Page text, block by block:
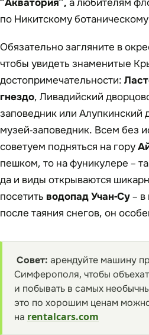
по Никитскому
Обязательно загляните в
чтобы увидеть знаменитые
достопримечательности:
гнездо, Ливадийский
заповедник или Алупкинский
музей-заповедник. Всем без
советуем подняться на гору
пешком, то на фуникулере –
да и виды открываются
посетить водопад Учан-Су–
после таяния снегов, он
Совет: арендуйте машину
Симферополя, чтобы
и побывать в самых
это по хорошим ценам
на rentalcars.com